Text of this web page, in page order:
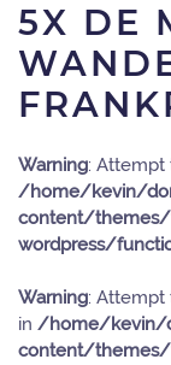
5X DE
Warning: Attempt
/home/kevin/
content/
wordpress/
Warning: Attempt
in /home/kevin/
content/